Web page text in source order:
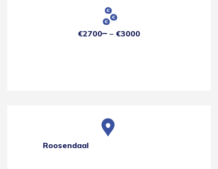
€2700 €3000
Roosendaal